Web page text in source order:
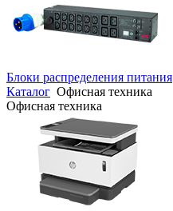
Блоки распределения питания
Каталог Офисная техника
Офисная техника